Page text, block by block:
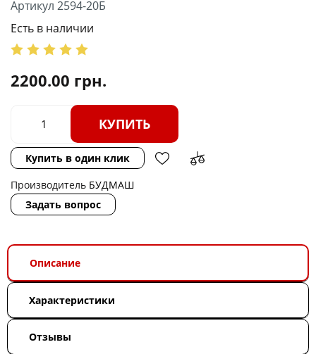
Артикул 2594-20Б
Есть в наличии
2200.00 грн.
КУПИТЬ
Купить в один клик
Производитель БУДМАШ
Задать вопрос
Описание
Характеристики
Отзывы